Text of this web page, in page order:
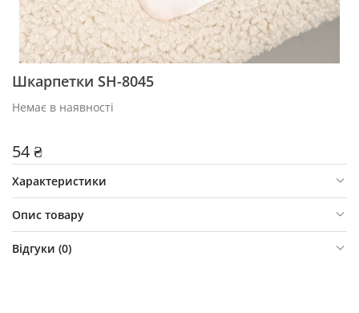
Шкарпетки SH-8045
Немає в наявності
54 ₴
Характеристики
Опис товару
Відгуки (0)